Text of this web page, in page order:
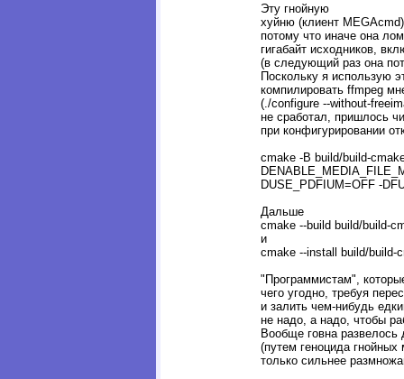
Эту гнойную
хуйню (клиент
потому что иначе она
гигабайт исходников,
(в следующий раз она
Поскольку я использую
компилировать ffmpeg
(./configure --without-
не сработал, пришлось
при конфигурировании
cmake -B build/build-
DUSE_PDFIUM=OFF -
Дальше
cmake --build build/build-
и
cmake --install build/build-
"Программистам",
чего угодно, требуя
и залить чем-нибудь
не надо, а надо, чтобы
Вообще говна
(путем геноцида гнойных
только сильнее